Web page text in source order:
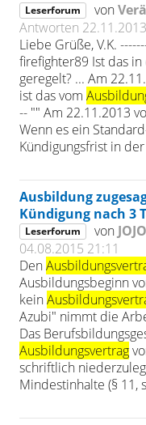
Leserforum von
Antworten
Liebe Grüße, V.K.
firefighter89 Ist das
geregelt? ... Am
ist das vom
-- "" Am 22.11.2013
Wenn es ein
Kündigungsfrist in
Ausbildung
Kündigung nach 3
Leserforum von
04.08.2015 21:11
Den
Ausbildungsbeginn
kein
Azubi" nimmt die
Das
Ausbildungsvertrag
schriftlich
Mindestinhalte (§ 11,